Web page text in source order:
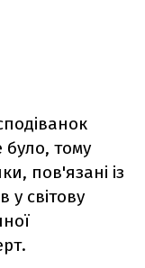
було, тому
пов'язані із
світову